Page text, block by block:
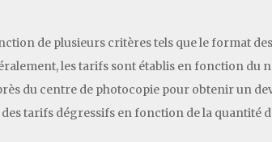
de plusieurs critères tels que le format
les tarifs sont établis en fonction du
du centre de photocopie pour obtenir un
tarifs dégressifs en fonction de la quantité